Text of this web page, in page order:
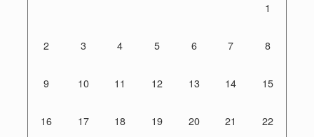
1
2 3 4 5 6 7 8
9 10 11 12 13 14 15
16 17 18 19 20 21 22